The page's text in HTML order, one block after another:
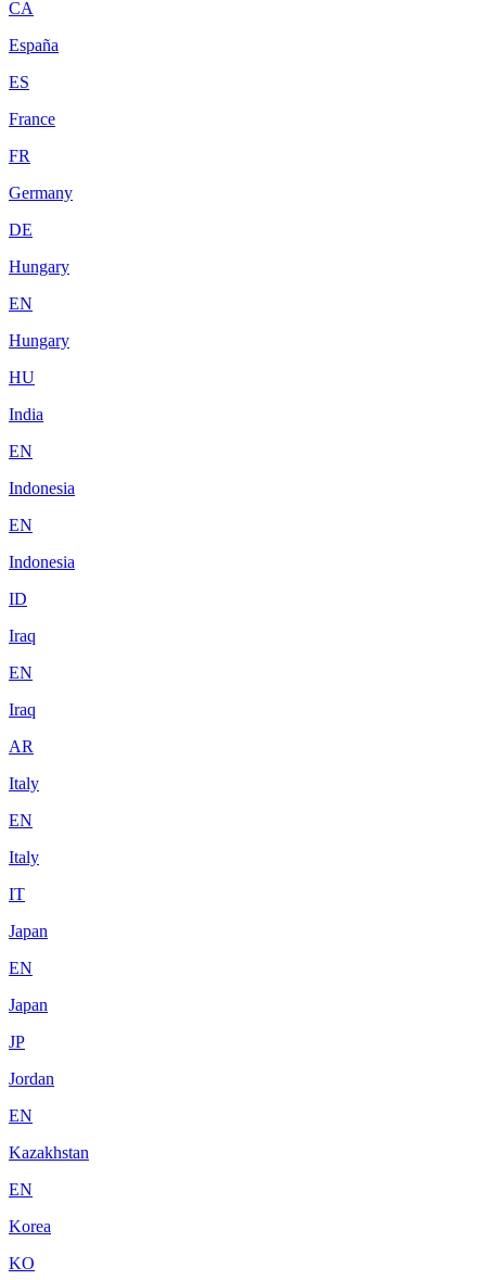
CA
España
ES
France
FR
Germany
DE
Hungary
EN
Hungary
HU
India
EN
Indonesia
EN
Indonesia
ID
Iraq
EN
Iraq
AR
Italy
EN
Italy
IT
Japan
EN
Japan
JP
Jordan
EN
Kazakhstan
EN
Korea
KO